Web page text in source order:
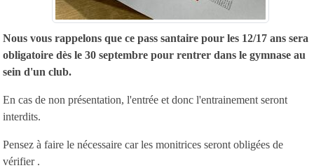
Nous vous rappelons que ce pass santaire pour les 12/17 ans sera
obligatoire dès le 30 septembre pour rentrer dans le gymnase au
sein d'un club.
En cas de non présentation, l'entrée et donc l'entrainement seront
interdits.
Pensez à faire le nécessaire car les monitrices seront obligées de
vérifier .